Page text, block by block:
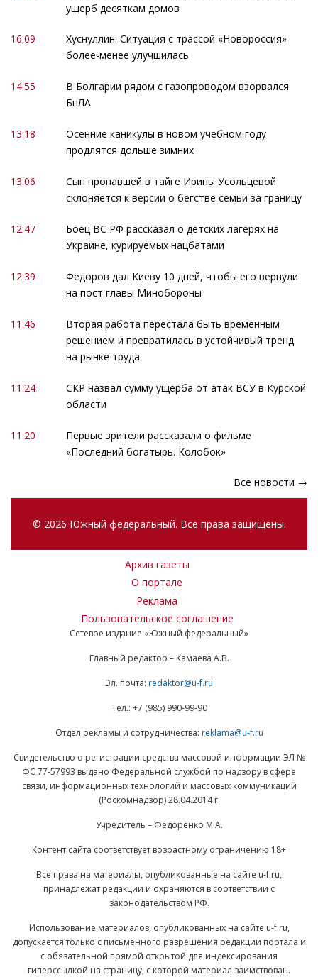
ущерб десяткам домов
16:09
Хуснуллин: Ситуация с трассой «Новороссия»
более-менее улучшилась
14:55
В Болгарии рядом с газопроводом взорвался
БпЛА
13:18
Осенние каникулы в новом учебном году
продлятся дольше зимних
13:06
Сын пропавшей в тайге Ирины Усольцевой
склоняется к версии о бегстве семьи за границу
12:47
Боец ВС РФ рассказал о детских лагерях на
Украине, курируемых нацбатами
12:39
Федоров дал Киеву 10 дней, чтобы его вернули
на пост главы Минобороны
11:46
Вторая работа перестала быть временным
решением и превратилась в устойчивый тренд
на рынке труда
11:24
СКР назвал сумму ущерба от атак ВСУ в Курской
области
11:20
Первые зрители рассказали о фильме
«Последний богатырь. Колобок»
Все новости →
© 2026 Южный федеральный. Все права защищены.
Архив газеты
О портале
Реклама
Пользовательское соглашение
Сетевое издание «Южный федеральный»
Главный редактор – Камаева А.В.
Эл. почта: redaktor@u-f.ru
Тел.: +7 (985) 990-99-90
Отдел рекламы и сотрудничества: reklama@u-f.ru
Свидетельство о регистрации средства массовой информации ЭЛ №
ФС 77-57993 выдано Федеральной службой по надзору в сфере
связи, информационных технологий и массовых коммуникаций
(Роскомнадзор) 28.04.2014 г.
Учредитель – Федоренко М.А.
Контент сайта соответствует возрастному ограничению 18+
Все права на материалы, опубликованные на сайте u-f.ru,
принадлежат редакции и охраняются в соответствии с
законодательством РФ.
Использование материалов, опубликованных на сайте u-f.ru,
допускается только с письменного разрешения редакции портала и
с обязательной прямой открытой для индексирования
гиперссылкой на страницу, с которой материал заимствован.